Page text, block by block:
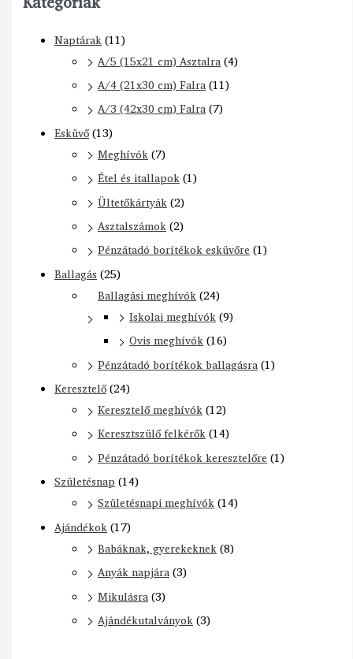
Naptárak(11)
A/5 (15x21 cm) Asztalra(4)
A/4 (21x30 cm) Falra(11)
A/3 (42x30 cm) Falra(7)
Esküvő(13)
Meghívók(7)
Étel és itallapok(1)
Ültetőkártyák(2)
Asztalszámok(2)
Pénzátadó borítékok esküvőre(1)
Ballagás (25)
Ballagási meghívók(24)
Iskolai meghívók(9)
Ovis meghívók(16)
Pénzátadó borítékok ballagásra(1)
Keresztelő(24)
Keresztelő meghívók(12)
Keresztszülő felkérők(14)
Pénzátadó borítékok keresztelőre (1)
Születésnap (14)
Születésnapi meghívók(14)
Ajándékok(17)
Babáknak, gyerekeknek(8)
Anyák napjára(3)
Mikulásra(3)
Ajándékutalványok(3)